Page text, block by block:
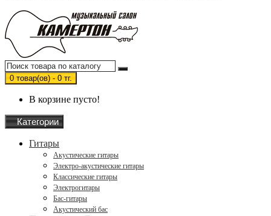
0 товар(ов) - 0 тг.
В корзине пусто!
Категории
Гитары
Акустические гитары
Электро-акустические гитары
Классические гитары
Электрогитары
Бас-гитары
Акустический бас